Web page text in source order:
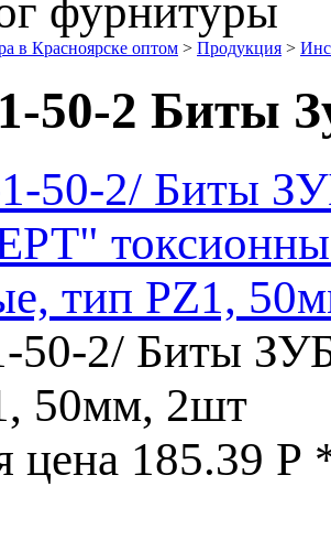
фурнитуры
в Красноярске оптом > Продукция >
50-2 Биты
50-2/ Биты
50мм, 2шт
цена 185.39 Р